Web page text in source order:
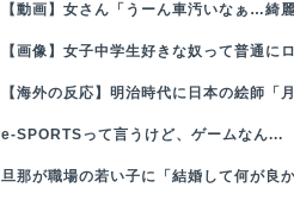
【動画】女さん「うーん車汚いなぁ…綺
【画像】女子中学生好きな奴って普通に
【海外の反応】明治時代に日本の絵師「
e-SPORTSって言うけど、ゲームなん...
旦那が職場の若い子に「結婚して何が良